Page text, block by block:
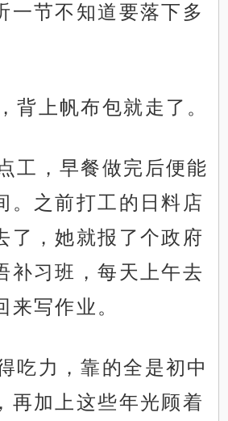
一节不知道要落下多
背上帆布包就走了。
工，早餐做完后便能
。之前打工的日料店
了，她就报了个政府
补习班，每天上午去
来写作业。
吃力，靠的全是初中
再加上这些年光顾着